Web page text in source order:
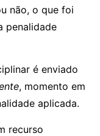
não, o que foi
penalidade
é enviado
, momento em
aplicada.
recurso